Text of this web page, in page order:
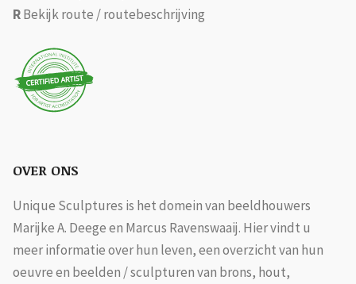
RBekijk route / routebeschrijving
OVER ONS
Unique Sculptures is het domein van beeldhouwers
Marijke A. Deege en Marcus Ravenswaaij. Hier vindt u
meer informatie over hun leven, een overzicht van hun
oeuvre en beelden / sculpturen van brons, hout,